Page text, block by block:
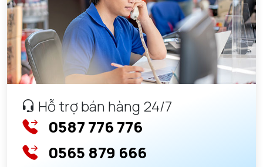
Hỗ trợ bán hàng 24/7
0587 776 776
0565 879 666